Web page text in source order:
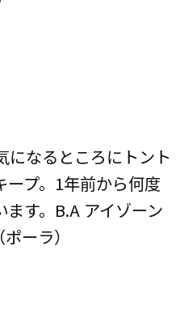
になるところにトント
ープ。1年前から何度
す。B.A アイゾーン
ーラ）